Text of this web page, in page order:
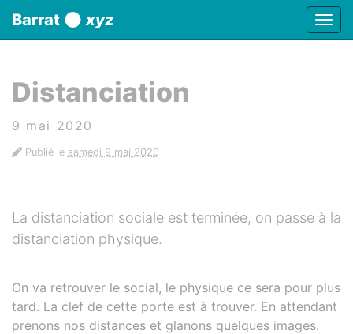
Barrat xyz
Distanciation
9 mai 2020
Publié le samedi 9 mai 2020
La distanciation sociale est terminée, on passe à la
distanciation physique.
On va retrouver le social, le physique ce sera pour plus
tard. La clef de cette porte est à trouver. En attendant
prenons nos distances et glanons quelques images.
Panneau de gestion des cookies